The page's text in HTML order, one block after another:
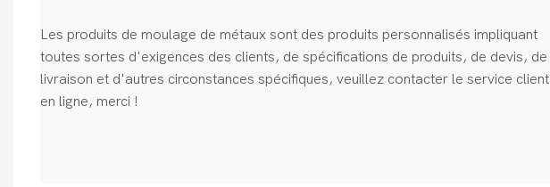
Les produits de moulage de métaux sont des produits personnalisés impliquant
toutes sortes d'exigences des clients, de spécifications de produits, de devis, de
livraison et d'autres circonstances spécifiques, veuillez contacter le service client
en ligne, merci !